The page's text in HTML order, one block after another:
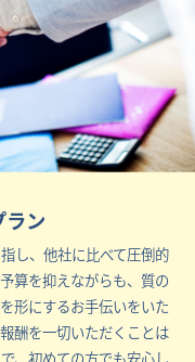
ラン
し、他社に比べて圧倒的
算を抑えながらも、質の
形にするお手伝いをいた
酬を一切いただくことは
、初めての方でも安心し